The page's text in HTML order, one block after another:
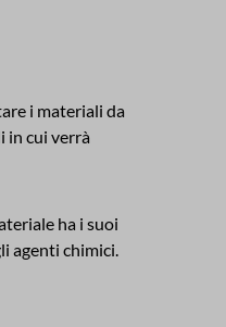
i materiali da
in cui verrà
ha i suoi
agenti chimici.